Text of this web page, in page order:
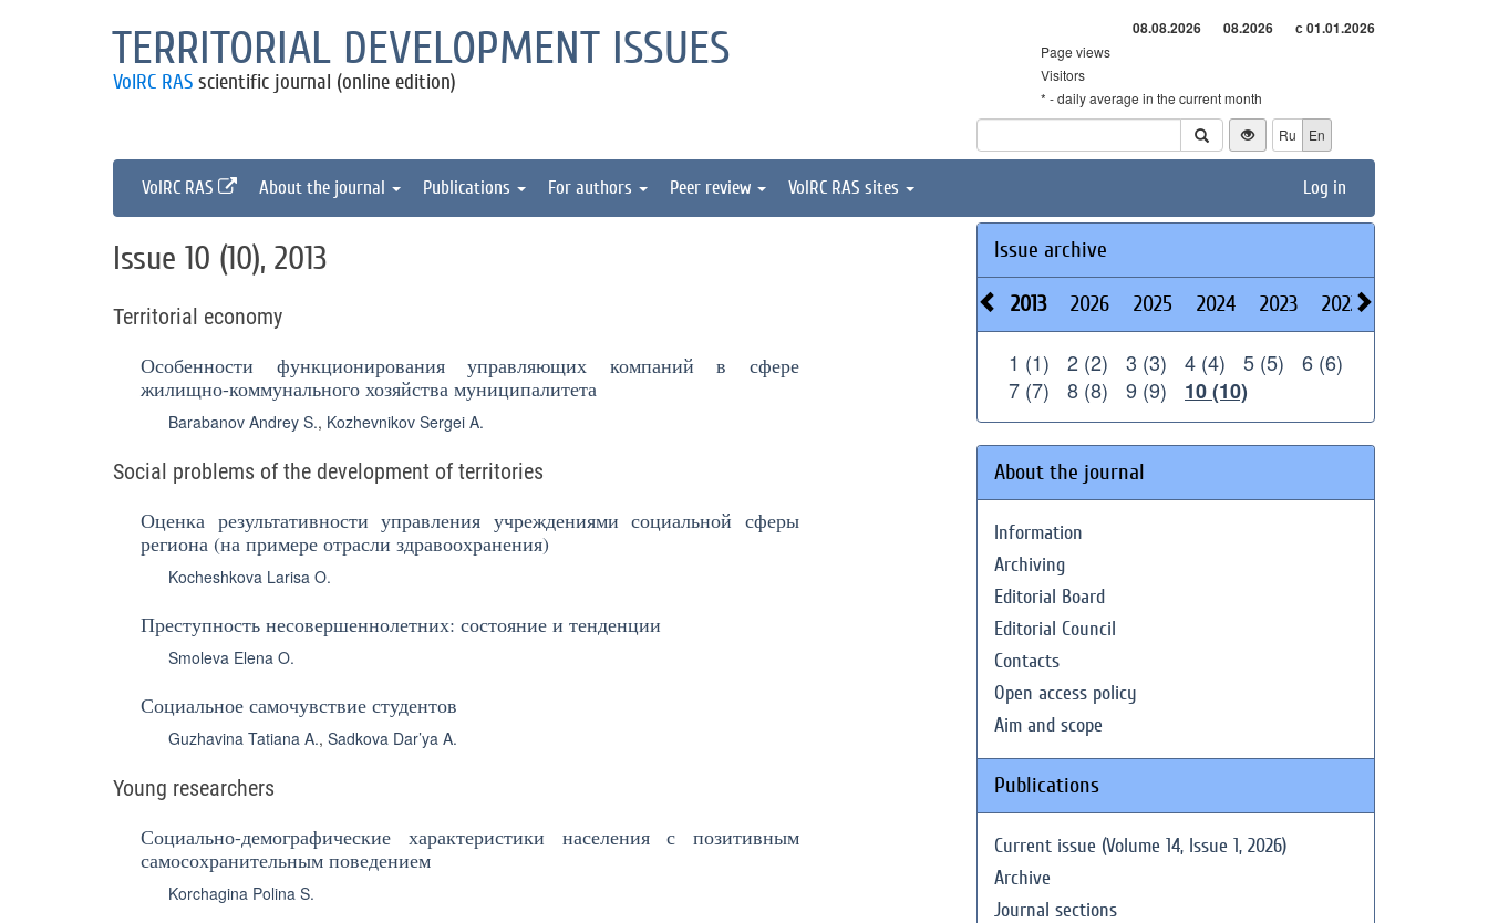
TERRITORIAL DEVELOPMENT ISSUES
VolRC RAS scientific journal (online edition)
08.08.2026 08.2026 с 01.01.2026
Page views
Visitors
* - daily average in the current month
Ru
En
VolRC RAS About the journal Publications For authors Peer review VolRC RAS sites Log in
Issue 10 (10), 2013
Territorial economy
Особенности функционирования управляющих компаний в сфере
жилищно-коммунального хозяйства муниципалитета
Barabanov Andrey S., Kozhevnikov Sergei A.
Social problems of the development of territories
Оценка результативности управления учреждениями социальной сферы
региона (на примере отрасли здравоохранения)
Kocheshkova Larisa O.
Преступность несовершеннолетних: состояние и тенденции
Smoleva Elena O.
Социальное самочувствие студентов
Guzhavina Tatiana A., Sadkova Dar’ya A.
Young researchers
Социально-демографические характеристики населения с позитивным
самосохранительным поведением
Korchagina Polina S.
Issue archive
2013 2026 2025 2024 2023 2022
1 (1) 2 (2) 3 (3) 4 (4) 5 (5)
6 (6)
7 (7)
8 (8) 9 (9) 10 (10)
About the journal
Information
Archiving
Editorial Board
Editorial Council
Contacts
Open access policy
Aim and scope
Publications
Current issue (Volume 14, Issue 1, 2026)
Archive
Journal sections